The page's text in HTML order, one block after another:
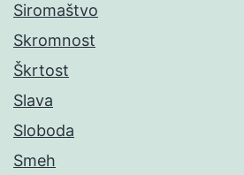
Siromaštvo
Skromnost
Škrtost
Slava
Sloboda
Smeh